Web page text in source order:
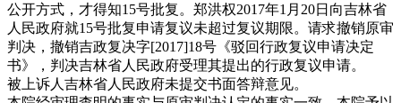
公开方式，才得知15号批复。郑洪权2017年1月20日向吉林省
人民政府就15号批复申请复议未超过复议期限。请求撤销原审
判决，撤销吉政复决字[2017]18号《驳回行政复议申请决定
书》，判决吉林省人民政府受理其提出的行政复议申请。
被上诉人吉林省人民政府未提交书面答辩意见。